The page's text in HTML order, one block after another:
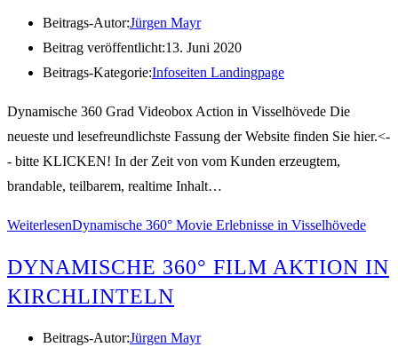
Beitrags-Autor:Jürgen Mayr
Beitrag veröffentlicht:13. Juni 2020
Beitrags-Kategorie:Infoseiten Landingpage
Dynamische 360 Grad Videobox Action in Visselhövede Die
neueste und lesefreundlichste Fassung der Website finden Sie hier.<-
- bitte KLICKEN! In der Zeit von vom Kunden erzeugtem,
brandable, teilbarem, realtime Inhalt…
WeiterlesenDynamische 360° Movie Erlebnisse in Visselhövede
DYNAMISCHE 360° FILM AKTION IN
KIRCHLINTELN
Beitrags-Autor:Jürgen Mayr